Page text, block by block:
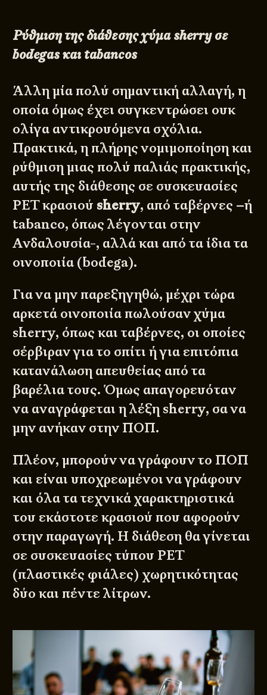
Ρύθμιση της διάθεσης χύμα sherry σε
bodegas και tabancos
Άλλη μία πολύ σημαντική αλλαγή, η
οποία όμως έχει συγκεντρώσει ουκ
ολίγα αντικρουόμενα σχόλια.
Πρακτικά, η πλήρης νομιμοποίηση και
ρύθμιση μιας πολύ παλιάς πρακτικής,
αυτής της διάθεσης σε συσκευασίες
PET κρασιού sherry, από ταβέρνες –ή
tabanco, όπως λέγονται στην
Ανδαλουσία-, αλλά και από τα ίδια τα
οινοποιία (bodega).
Για να μην παρεξηγηθώ, μέχρι τώρα
αρκετά οινοποιία πωλούσαν χύμα
sherry, όπως και ταβέρνες, οι οποίες
σέρβιραν για το σπίτι ή για επιτόπια
κατανάλωση απευθείας από τα
βαρέλια τους. Όμως απαγορευόταν
να αναγράφεται η λέξη sherry, σα να
μην ανήκαν στην ΠΟΠ.
Πλέον, μπορούν να γράφουν το ΠΟΠ
και είναι υποχρεωμένοι να γράφουν
και όλα τα τεχνικά χαρακτηριστικά
του εκάστοτε κρασιού που αφορούν
στην παραγωγή. Η διάθεση θα γίνεται
σε συσκευασίες τύπου PET
(πλαστικές φιάλες) χωρητικότητας
δύο και πέντε λίτρων.